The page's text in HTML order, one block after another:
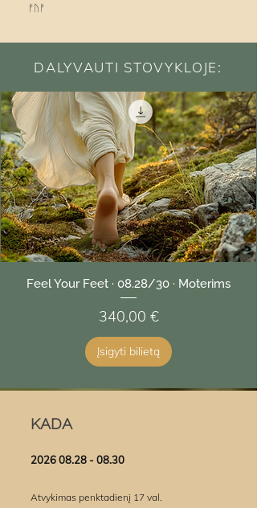
ᚠᚢᚠ​​
DALYVAUTI STOVYKLOJE:
Feel Your Feet · 08.28/30 · Moterims
Kaina
340,00 €
Įsigyti bilietą
KADA
​202608.28 - 08.30
Atvykimas penktadienį 17 val.